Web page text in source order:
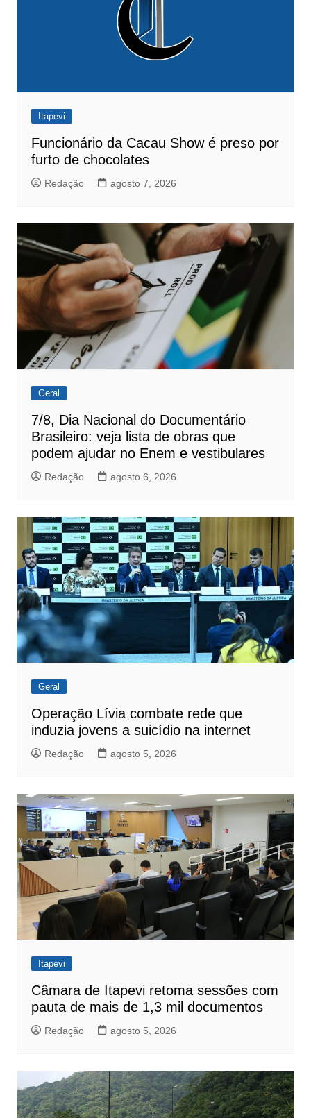
Itapevi
Funcionário da Cacau Show é preso por
furto de chocolates
Redação agosto 7, 2026
Geral
7/8, Dia Nacional do Documentário
Brasileiro: veja lista de obras que
podem ajudar no Enem e vestibulares
Redação agosto 6, 2026
Geral
Operação Lívia combate rede que
induzia jovens a suicídio na internet
Redação agosto 5, 2026
Itapevi
Câmara de Itapevi retoma sessões com
pauta de mais de 1,3 mil documentos
Redação agosto 5, 2026